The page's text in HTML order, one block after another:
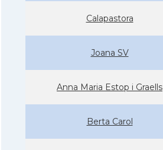
Calapastora
Joana SV
Anna Maria Estop i Graells
Berta Carol